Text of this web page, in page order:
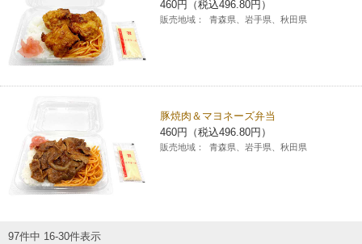
460円（税込496.80円）
販売地域： 青森県、岩手県、秋田県
豚焼肉＆マヨネーズ弁当
460円（税込496.80円）
販売地域： 青森県、岩手県、秋田県
97件中 16-30件表示